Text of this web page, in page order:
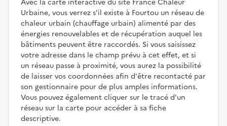
Urbaine, vous verrez s'il existe à Fourtou un réseau de
chaleur urbain (chauffage urbain) alimenté par des
énergies renouvelables et de récupération auquel les
bâtiments peuvent être raccordés. Si vous saisissez
votre adresse dans le champ prévu à cet effet, et si
un réseau passe à proximité, vous aurez la possibilité
de laisser vos coordonnées afin d'être recontacté par
son gestionnaire pour de plus amples informations.
Vous pouvez également cliquer sur le tracé d'un
réseau sur la carte pour accéder à sa fiche
descriptive.